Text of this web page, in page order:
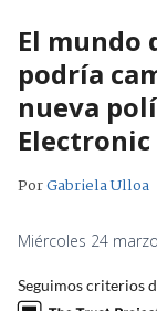
El mundo
podría
nueva
PorGabriela Ulloa
Miércoles 24
Seguimos criterios